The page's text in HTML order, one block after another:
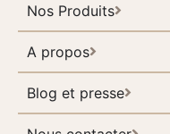
Nos Produits
A propos
Blog et presse